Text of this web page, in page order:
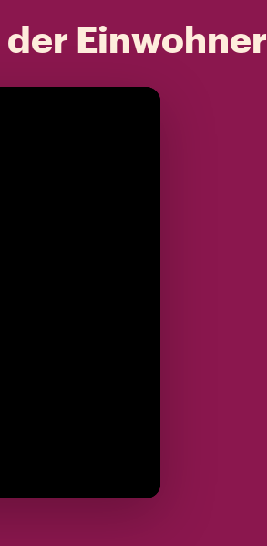
Einwohner